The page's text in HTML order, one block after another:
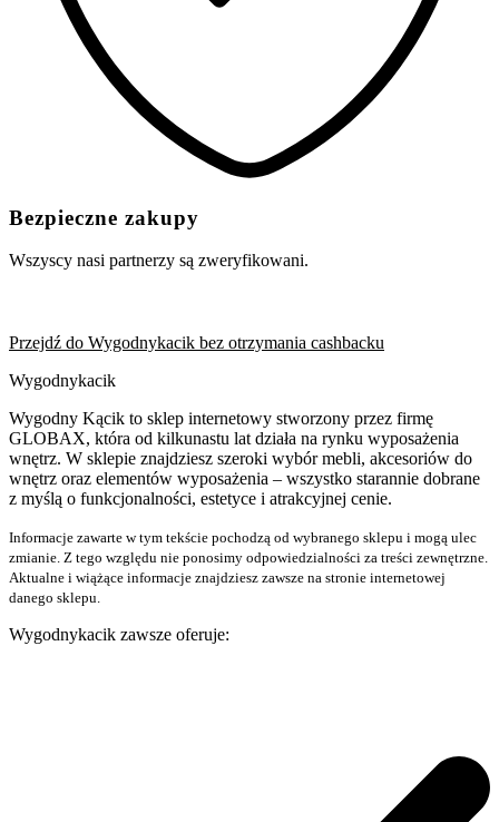
Bezpieczne zakupy
Wszyscy nasi partnerzy są zweryfikowani.
Przejdź do Wygodnykacik bez otrzymania cashbacku
Wygodnykacik
Wygodny Kącik to sklep internetowy stworzony przez firmę
GLOBAX, która od kilkunastu lat działa na rynku wyposażenia
wnętrz. W sklepie znajdziesz szeroki wybór mebli, akcesoriów do
wnętrz oraz elementów wyposażenia – wszystko starannie dobrane
z myślą o funkcjonalności, estetyce i atrakcyjnej cenie.
Informacje zawarte w tym tekście pochodzą od wybranego sklepu i mogą ulec
zmianie. Z tego względu nie ponosimy odpowiedzialności za treści zewnętrzne.
Aktualne i wiążące informacje znajdziesz zawsze na stronie internetowej
danego sklepu.
Wygodnykacik zawsze oferuje: